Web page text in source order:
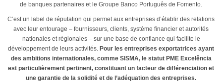
de banques partenaires et le Groupe Banco Português de Fomento.
C’est un label de réputation qui permet aux entreprises d’établir des relations
avec leur entourage – fournisseurs, clients, système financier et autorités
nationales et régionales – sur une base de confiance qui facilite le
développement de leurs activités. Pour les entreprises exportatrices ayant
des ambitions internationales, comme SISMA, le statut PME Excelência
est particulièrement pertinent, constituant un facteur de différenciation et
une garantie de la solidité et de l’adéquation des entreprises.